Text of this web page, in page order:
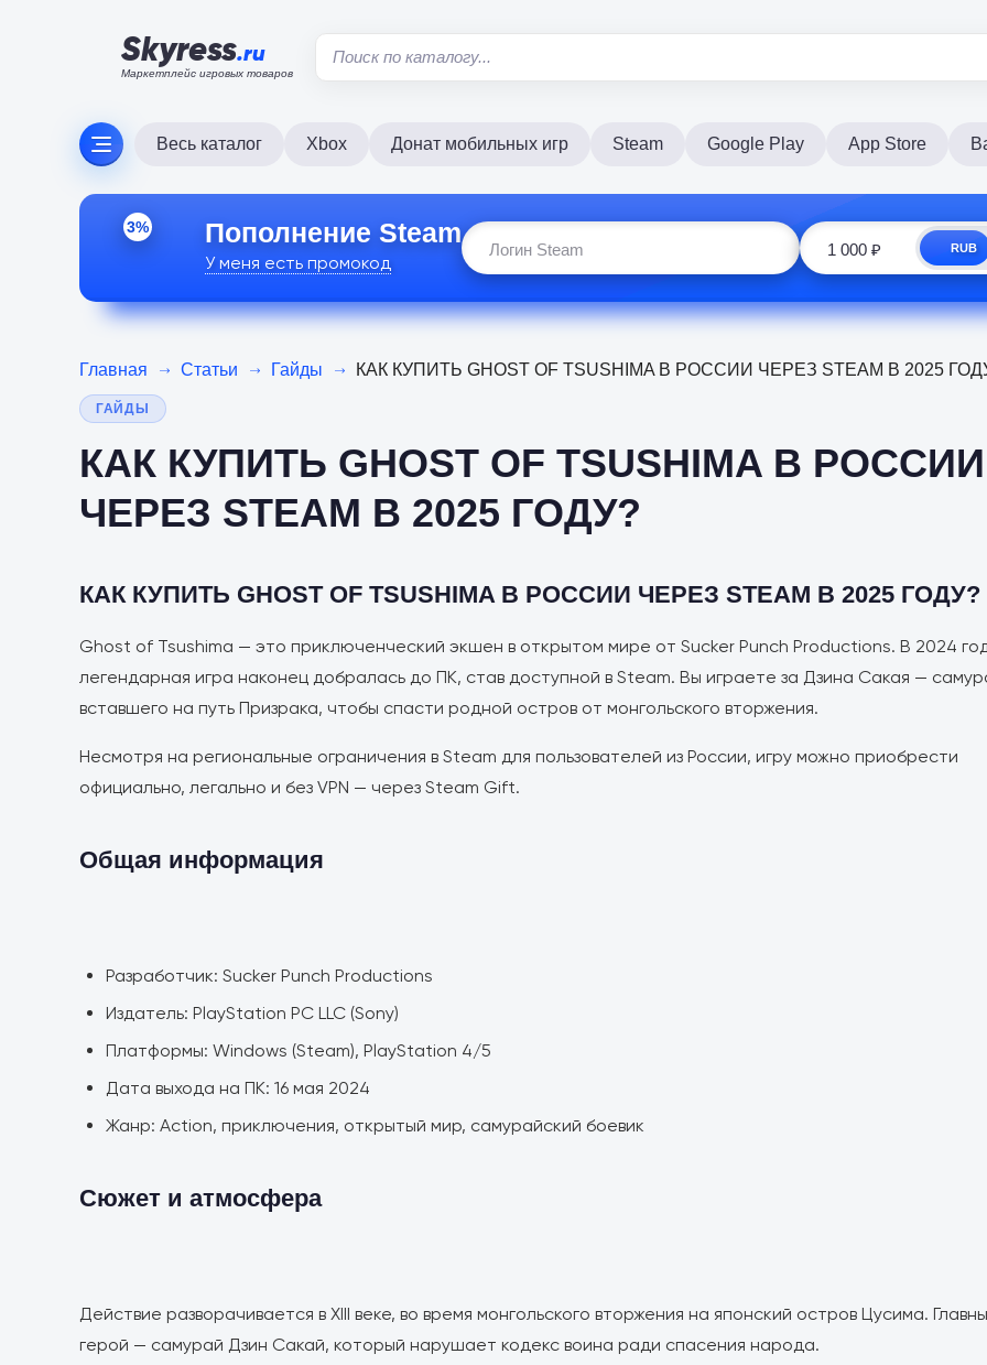
Skyress.ru
Маркетплейс игровых товаров
Весь каталог Xbox Донат мобильных игр Steam Google Play App Store
3% Пополнение Steam
У меня есть промокод
RUB
Главная Статьи Гайды КАК КУПИТЬ GHOST OF TSUSHIMA В РОССИИ ЧЕРЕЗ STEAM В 2025
ГАЙДЫ
КАК КУПИТЬ GHOST OF TSUSHIMA В РОССИИ
ЧЕРЕЗ STEAM В 2025 ГОДУ?
КАК КУПИТЬ GHOST OF TSUSHIMA В РОССИИ ЧЕРЕЗ STEAM В 2025 ГОДУ?
Ghost of Tsushima — это приключенческий экшен в открытом мире от Sucker Punch Productions. В 2024
легендарная игра наконец добралась до ПК, став доступной в Steam. Вы играете за Дзина Сакая —
вставшего на путь Призрака, чтобы спасти родной остров от монгольского вторжения.
Несмотря на региональные ограничения в Steam для пользователей из России, игру можно приобрести
официально, легально и без VPN — через Steam Gift.
Общая информация
Разработчик: Sucker Punch Productions
Издатель: PlayStation PC LLC (Sony)
Платформы: Windows (Steam), PlayStation 4/5
Дата выхода на ПК: 16 мая 2024
Жанр: Action, приключения, открытый мир, самурайский боевик
Сюжет и атмосфера
Действие разворачивается в XIII веке, во время монгольского вторжения на японский остров Цусима.
герой — самурай Дзин Сакай, который нарушает кодекс воина ради спасения народа.